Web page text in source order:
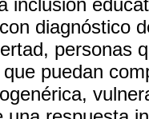
inclusión
diagnóstico
personas
puedan